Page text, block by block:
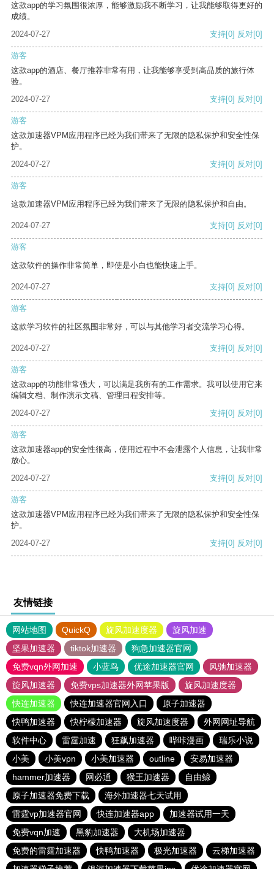
这款app的学习氛围很浓厚，能够激励我不断学习，让我能够取得更好的
成绩。
2024-07-27
支持[0] 反对[0]
游客
这款app的酒店、餐厅推荐非常有用，让我能够享受到高品质的旅行体
验。
2024-07-27
支持[0] 反对[0]
游客
这款加速器VPM应用程序已经为我们带来了无限的隐私保护和安全性保
护。
2024-07-27
支持[0] 反对[0]
游客
这款加速器VPM应用程序已经为我们带来了无限的隐私保护和自由。
2024-07-27 支持[0] 反对[0]
游客
这款软件的操作非常简单，即使是小白也能快速上手。
2024-07-27 支持[0] 反对[0]
游客
这款学习软件的社区氛围非常好，可以与其他学习者交流学习心得。
2024-07-27 支持[0] 反对[0]
游客
这款app的功能非常强大，可以满足我所有的工作需求。我可以使用它来
编辑文档、制作演示文稿、管理日程安排等。
2024-07-27
支持[0] 反对[0]
游客
这款加速器app的安全性很高，使用过程中不会泄露个人信息，让我非常
放心。
2024-07-27
支持[0] 反对[0]
游客
这款加速器VPM应用程序已经为我们带来了无限的隐私保护和安全性保
护。
2024-07-27
支持[0] 反对[0]
友情链接
网站地图 QuickQ 旋风加速度器
旋风加速
坚果加速器
tiktok加速器
狗急加速器官网
免费vqn外网加速
小蓝鸟 优途加速器官网
风驰加速器
旋风加速器
免费vps加速器外网苹果版
旋风加速度器
快连加速器
快连加速器官网入口
原子加速器
快鸭加速器
快柠檬加速器 旋风加速度器
外网网址导航
软件中心
雷霆加速 狂飙加速器 哔咔漫画
瑞乐小说
小美
小美vpn 小美加速器 outline
安易加速器
hammer加速器
网必通 猴王加速器
自由鲸
原子加速器免费下载
海外加速器七天试用
雷霆vp加速器官网
快连加速器app
加速器试用一天
免费vqn加速
黑豹加速器
大机场加速器
免费的雷霆加速器
快鸭加速器 极光加速器
云梯加速器